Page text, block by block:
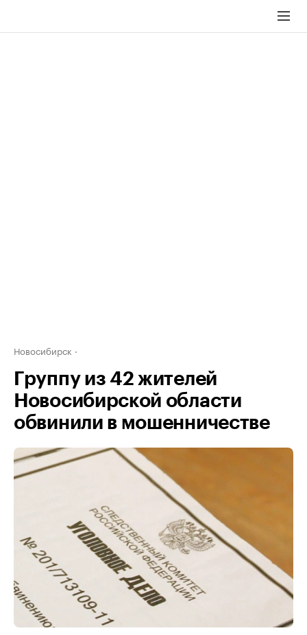
Новосибирск
Группу из 42 жителей
Новосибирской области
обвинили в мошенничестве